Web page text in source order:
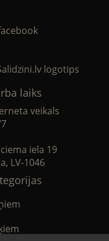
laiks
veikals
iela 19
LV-1046